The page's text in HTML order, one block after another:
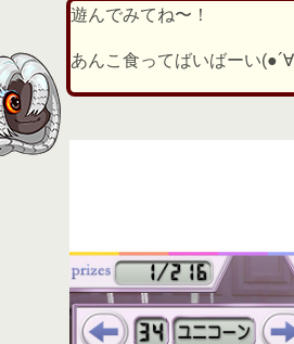
遊んでみてね〜！
あんこ食ってばいばーい